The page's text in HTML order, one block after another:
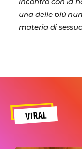
incontro con la
una delle più
materia di
VIRAL